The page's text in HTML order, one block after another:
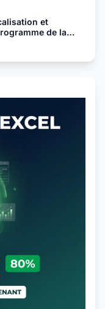
et
de la